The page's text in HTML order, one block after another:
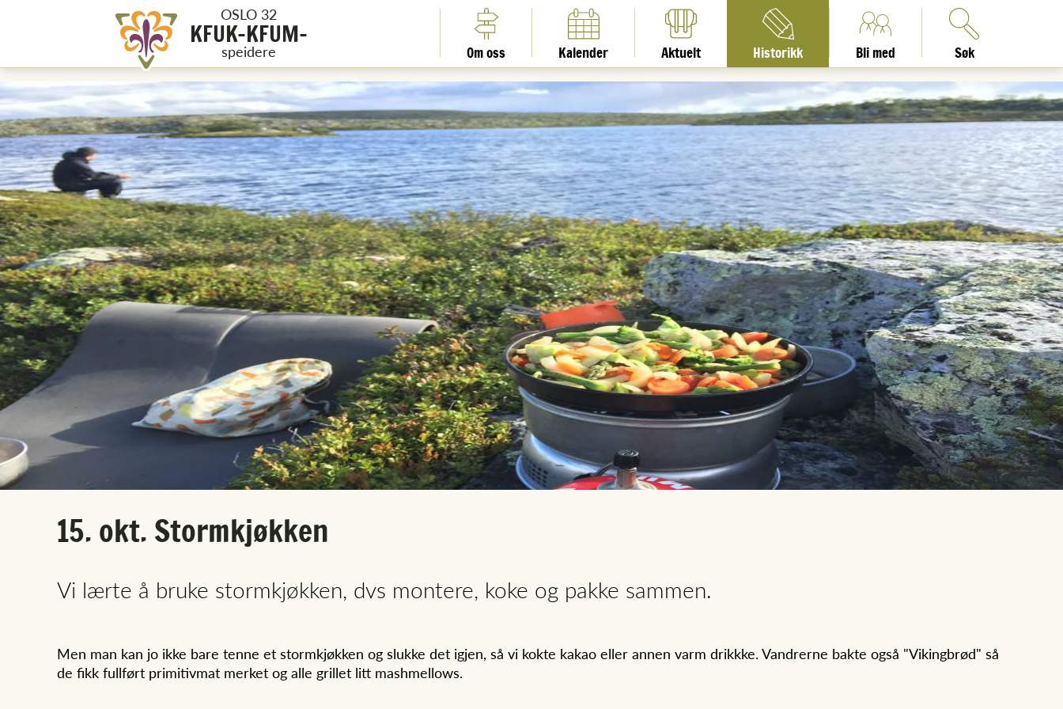
OSLO 32
KFUK-KFUM-
speidere Om oss Kalender Aktuelt Historikk Bli med Søk
15. okt. Stormkjøkken
Vi lærte å bruke stormkjøkken, dvs montere, koke og pakke sammen.
Men man kan jo ikke bare tenne et stormkjøkken og slukke det igjen, så vi kokte kakao eller annen varm drikkke. Vandrerne bakte også "Vikingbrød" så
de fikk fullført primitivmat merket og alle grillet litt mashmellows.